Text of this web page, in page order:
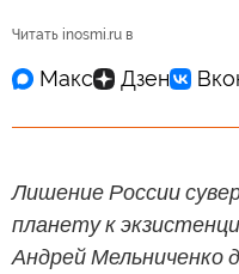
Читать inosmi.ru в
Лишение России
планету к
Андрей Мельниченко